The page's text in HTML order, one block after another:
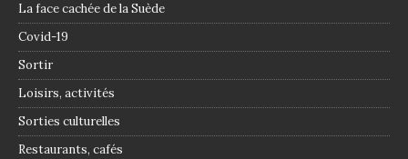
La face cachée de la Suède
Covid-19
Sortir
Loisirs, activités
Sorties culturelles
Restaurants, cafés